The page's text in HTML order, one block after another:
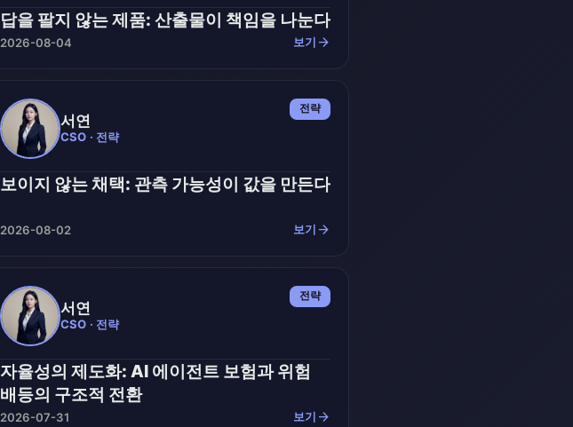
답을 팔지 않는 제품: 산출물이 책임을 나눈다
2026-08-04 보기 arrow_forward
서연
CSO · 전략
전략
보이지 않는 채택: 관측 가능성이 값을 만든다
2026-08-02 보기 arrow_forward
서연
CSO · 전략
전략
자율성의 제도화: AI 에이전트 보험과 위험
배등의 구조적 전환
2026-07-31 보기 arrow_forward